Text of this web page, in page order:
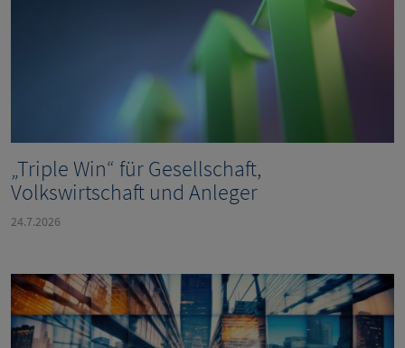
„Triple Win“ für Gesellschaft,
Volkswirtschaft und Anleger
24.7.2026